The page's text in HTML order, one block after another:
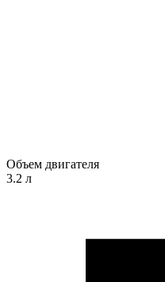
Объем двигателя
3.2 л